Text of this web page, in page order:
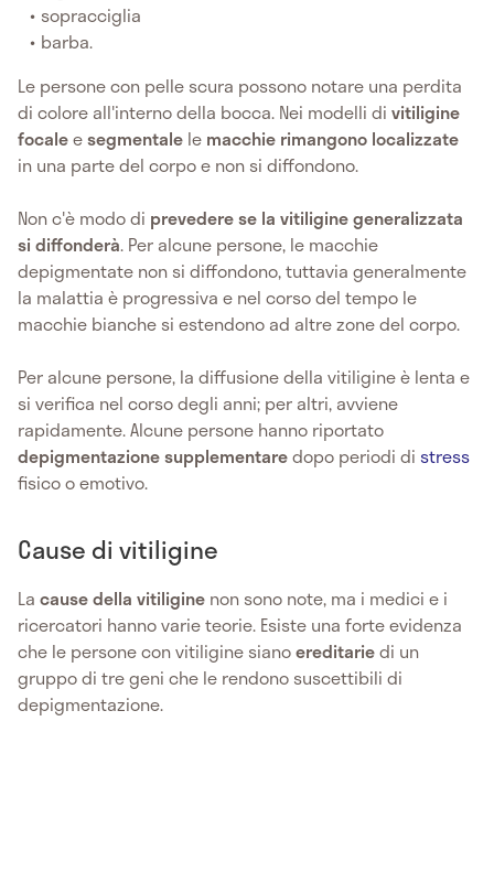
sopracciglia
barba.
Le persone con pelle scura possono notare una perdita
di colore all'interno della bocca. Nei modelli di vitiligine
focaleesegmentale le macchie rimangono localizzate
in una parte del corpo e non si diffondono.
Non c'è modo di prevedere se la vitiligine generalizzata
si diffonderà. Per alcune persone, le macchie
depigmentate non si diffondono, tuttavia generalmente
la malattia è progressiva e nel corso del tempo le
macchie bianche si estendono ad altre zone del corpo.
Per alcune persone, la diffusione della vitiligine è lenta e
si verifica nel corso degli anni; per altri, avviene
rapidamente. Alcune persone hanno riportato
depigmentazione supplementaredopo periodi di stress
fisico o emotivo.
Cause di vitiligine
La cause della vitiligine non sono note, ma i medici e i
ricercatori hanno varie teorie. Esiste una forte evidenza
che le persone con vitiligine sianoereditariedi un
gruppo di tre geni che le rendono suscettibili di
depigmentazione.